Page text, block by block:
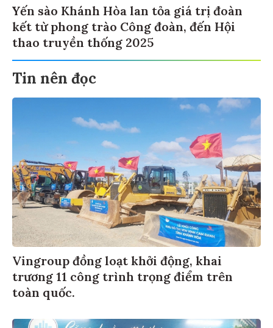
Yến sào Khánh Hòa lan tỏa giá trị đoàn
kết từ phong trào Công đoàn, đến Hội
thao truyền thống 2025
Tin nên đọc
Vingroup đồng loạt khởi động, khai
trương 11 công trình trọng điểm trên
toàn quốc.